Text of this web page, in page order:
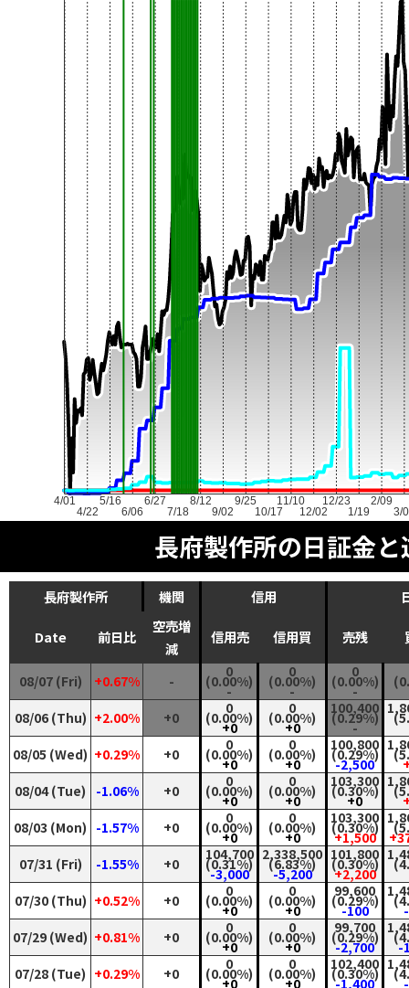
4/01
4/22
5/16
6/06
6/27
7/18
8/12
9/02
9/25
10/17
11/10
12/02
12/23
1/19
2/09
3/
長府製作所の日証金
長府製作所 機関 信用
Date 前日比
空売増
減
信用売 信用買 売残
08/07 (Fri) +0.67% -
0
(0.00%)
-
0
(0.00%)
-
0
(0.00%)
-
08/06 (Thu) +2.00% +0
0
(0.00%)
+0
0
(0.00%)
+0
100,400
(0.29%)
-
08/05 (Wed) +0.29% +0
0
(0.00%)
+0
0
(0.00%)
+0
100,800
(0.29%)
-2,500
08/04 (Tue)
-1.06% +0
0
(0.00%)
+0
0
(0.00%)
+0
103,300
(0.30%)
+0
08/03 (Mon) -1.57% +0
0
(0.00%)
+0
0
(0.00%)
+0
103,300
(0.30%)
+1,500
07/31 (Fri)
-1.55% +0
104,700
(0.31%)
-3,000
2,338,500
(6.83%)
-5,200
101,800
(0.30%)
+2,200
07/30 (Thu) +0.52% +0
0
(0.00%)
+0
0
(0.00%)
+0
99,600
(0.29%)
-100
07/29 (Wed) +0.81% +0
0
(0.00%)
+0
0
(0.00%)
+0
99,700
(0.29%)
-2,700
-
07/28 (Tue) +0.29% +0
0
(0.00%)
+0
0
(0.00%)
+0
102,400
(0.30%)
-1,400